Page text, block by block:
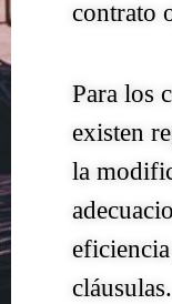
contrato
Para los
existen
la